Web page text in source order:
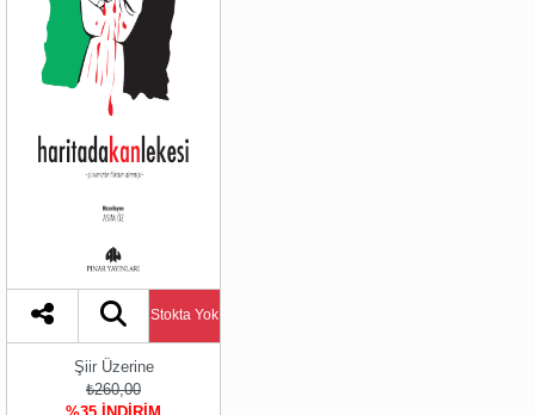
Stokta Yok
Şiir Üzerine
₺260,00